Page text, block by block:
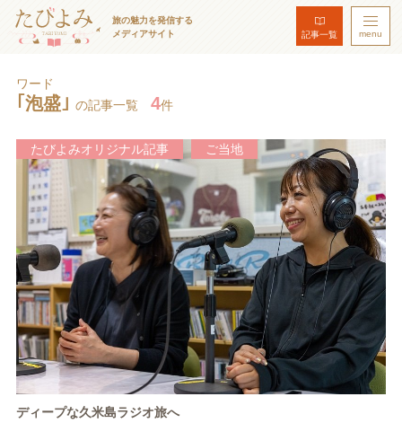
旅の魅力を発信する
メディアサイト
記事一覧 menu
ワード
｢泡盛｣ の記事一覧 4件
たびよみオリジナル記事 ご当地
ディープな久米島ラジオ旅へ